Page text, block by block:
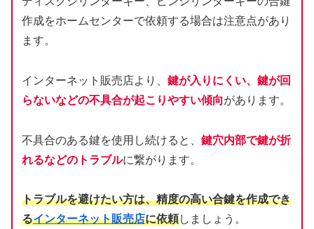
作成をホームセンターで依頼する場合は注意点があり
ます。
インターネット販売店より、 鍵が入りにくい、鍵が回
らないなどの不具合が起こりやすい傾向があります。
不具合のある鍵を使用し続けると、 鍵穴内部で鍵が折
れるなどのトラブルに繋がります。
トラブルを避けたい方は、精度の高い合鍵を作成でき
るインターネット販売店に依頼しましょう。